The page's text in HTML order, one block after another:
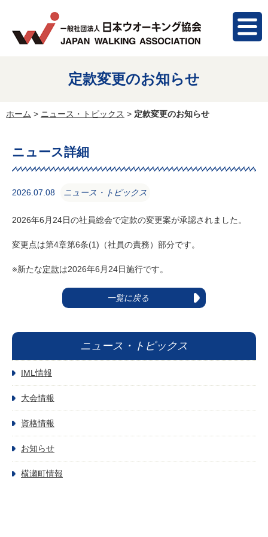
定款変更のお知らせ
ホーム > ニュース・トピックス > 定款変更のお知らせ
ニュース詳細
2026.07.08 ニュース・トピックス
2026年6月24日の社員総会で定款の変更案が承認されました。
変更点は第4章第6条(1)（社員の責務）部分です。
※新たな定款は2026年6月24日施行です。
一覧に戻る
ニュース・トピックス
IML情報
大会情報
資格情報
お知らせ
横瀬町情報